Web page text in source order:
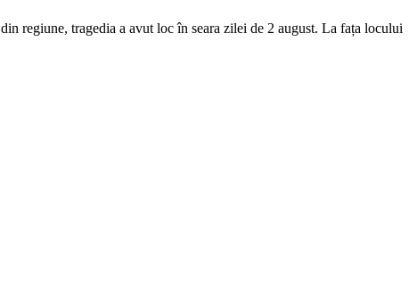
din regiune, tragedia a avut loc în seara zilei de 2 august. La fața locului